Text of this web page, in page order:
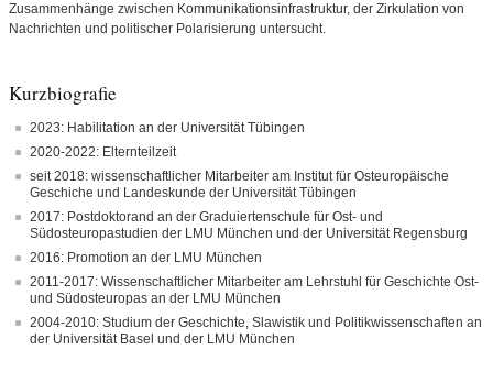
Zusammenhänge zwischen Kommunikationsinfrastruktur, der Zirkulation von
Nachrichten und politischer Polarisierung untersucht.
Kurzbiografie
2023: Habilitation an der Universität Tübingen
2020-2022: Elternteilzeit
seit 2018: wissenschaftlicher Mitarbeiter am Institut für Osteuropäische
Geschiche und Landeskunde der Universität Tübingen
2017: Postdoktorand an der Graduiertenschule für Ost- und
Südosteuropastudien der LMU München und der Universität Regensburg
2016: Promotion an der LMU München
2011-2017: Wissenschaftlicher Mitarbeiter am Lehrstuhl für Geschichte Ost-
und Südosteuropas an der LMU München
2004-2010: Studium der Geschichte, Slawistik und Politikwissenschaften an
der Universität Basel und der LMU München